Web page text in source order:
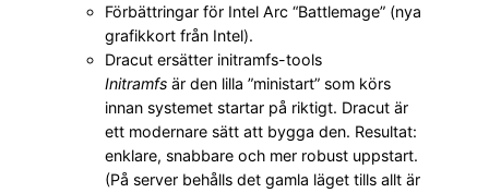
Förbättringar för Intel Arc “Battlemage” (nya
grafikkort från Intel).
Dracut ersätter initramfs-tools
Initramfs är den lilla ”ministart” som körs
innan systemet startar på riktigt. Dracut är
ett modernare sätt att bygga den. Resultat:
enklare, snabbare och mer robust uppstart.
(På server behålls det gamla läget tills allt är